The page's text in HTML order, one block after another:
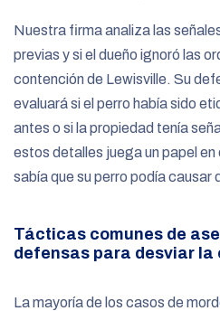
Nuestra firma analiza las
previas y si el dueño ignoró las
contención de Lewisville. Su
evaluará si el perro había sido
antes o si la propiedad tenía
estos detalles juega un papel en
sabía que su perro podía causar
Tácticas comunes de
defensas para desviar la
La mayoría de los casos de